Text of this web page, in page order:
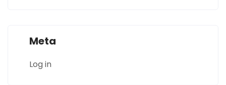
Meta
Log in